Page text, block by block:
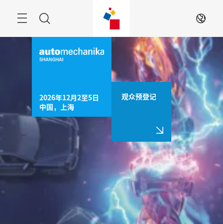
菜
ZH
2026年12月2至5日
中国，上海
观众预登记